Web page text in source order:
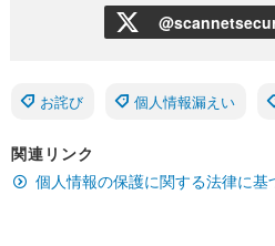
お詫び 個人情報漏えい
関連リンク
個人情報の保護に関する法律に